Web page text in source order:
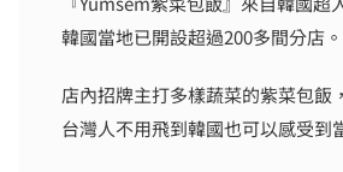
韓國當地已開設超過200多間分店。
店內招牌主打多樣蔬菜的紫菜包飯
台灣人不用飛到韓國也可以感受到